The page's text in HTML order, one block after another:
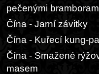
pečenými
Čína - Jarní závitky
Čína - Kuřecí kung-
Čína - Smažené
masem